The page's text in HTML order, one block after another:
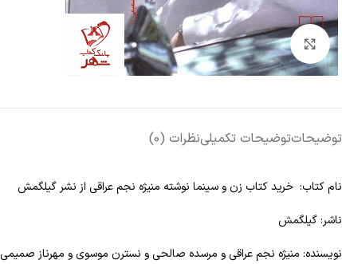
Click to enlarge
توضیحاتتوضیحات تکمیلینظرات (0)
نام کتاب: خرید کتاب زن و سینما نوشته منیژه نجم عراقی از نشر گیلگمش
ناشر: گیلگمش
نویسنده: منیژه نجم عراقی و مرسده صالحی و نسترن موسوی و مهرناز صمیمی